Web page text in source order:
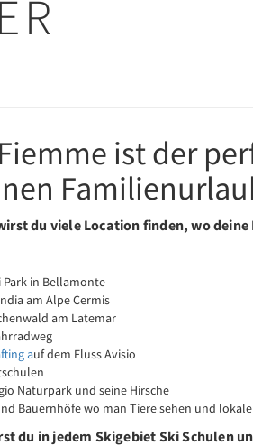
ist der
du viele Location finden, wo deine
Park in Bellamonte
am Alpe Cermis
am Latemar
auf dem Fluss Avisio
Naturpark und seine Hirsche
Bauernhöfe wo man Tiere sehen und
du in jedem Skigebiet Ski Schulen